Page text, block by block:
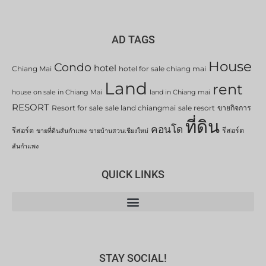
AD TAGS
Chiang Mai Condo hotel hotel for sale chiang mai House
house on sale in Chiang Mai Land land in Chiang mai rent
RESORT Resort for sale sale land chiangmai sale resort ขายกิจการ
รีสอร์ต ขายที่ดินสันกำแพง ขายบ้านสวนเชียงใหม่ คอนโด ที่ดิน รีสอร์ต
สันกำแพง
QUICK LINKS
STAY SOCIAL!